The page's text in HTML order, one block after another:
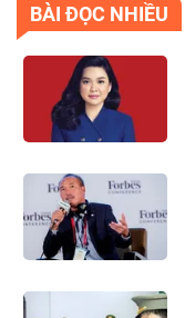
BÀI ĐỌC NHIỀU